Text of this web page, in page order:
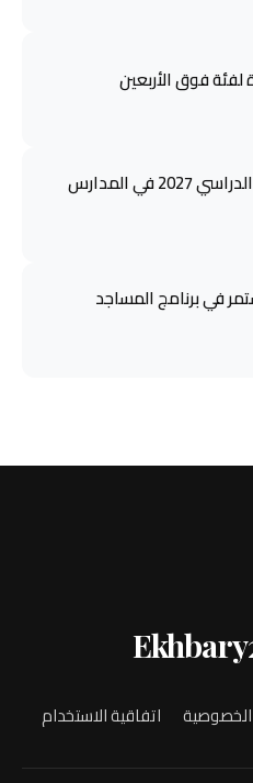
فوق الأربعين
موعد بدء العام الدراسي 2027 في المدارس
في برنامج المساجد
اتفاقية الاستخدام